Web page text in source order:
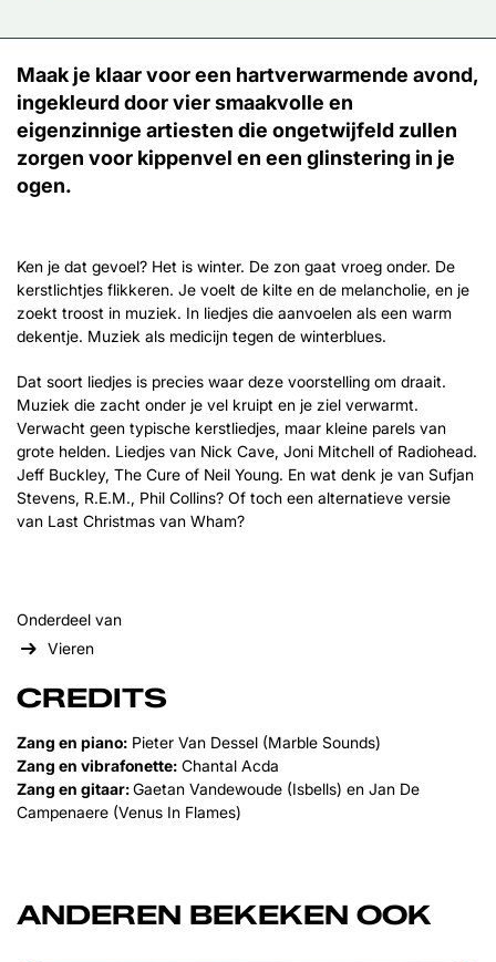
Maak je klaar voor een hartverwarmende avond,
ingekleurd door vier smaakvolle en
eigenzinnige artiesten die ongetwijfeld zullen
zorgen voor kippenvel en een glinstering in je
ogen.
Ken je dat gevoel? Het is winter. De zon gaat vroeg onder. De
kerstlichtjes flikkeren. Je voelt de kilte en de melancholie, en je
zoekt troost in muziek. In liedjes die aanvoelen als een warm
dekentje. Muziek als medicijn tegen de winterblues.
Dat soort liedjes is precies waar deze voorstelling om draait.
Muziek die zacht onder je vel kruipt en je ziel verwarmt.
Verwacht geen typische kerstliedjes, maar kleine parels van
grote helden. Liedjes van Nick Cave, Joni Mitchell of Radiohead.
Jeff Buckley, The Cure of Neil Young. En wat denk je van Sufjan
Stevens, R.E.M., Phil Collins? Of toch een alternatieve versie
van Last Christmas van Wham?
Onderdeel van
Vieren
CREDITS
Zang en piano: Pieter Van Dessel (Marble Sounds)
Zang en vibrafonette: Chantal Acda
Zang en gitaar:Gaetan Vandewoude (Isbells) en Jan De
Campenaere (Venus In Flames)
ANDEREN BEKEKEN OOK